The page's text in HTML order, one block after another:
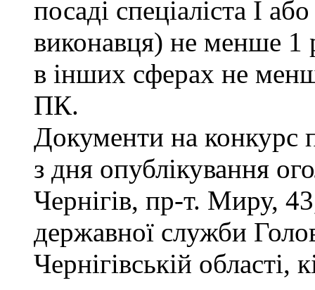
посаді спеціаліста І
виконавця) не менше 1
в інших сферах не
ПК.
Документи на конкурс
з дня опублікування
Чернігів, пр-т. Миру,
державної служби
Чернігівській